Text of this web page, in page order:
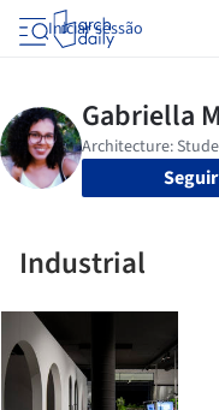
Iniciar sessão
Seguir
Industrial